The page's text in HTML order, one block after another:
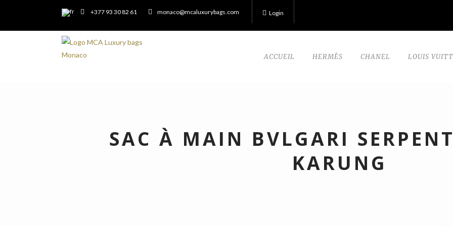
+377 93 30 82 61 monaco@mcaluxurybags.com Login
ACCUEIL HERMÈS CHANEL LOUIS
SAC À MAIN BVLGARI
KARUNG